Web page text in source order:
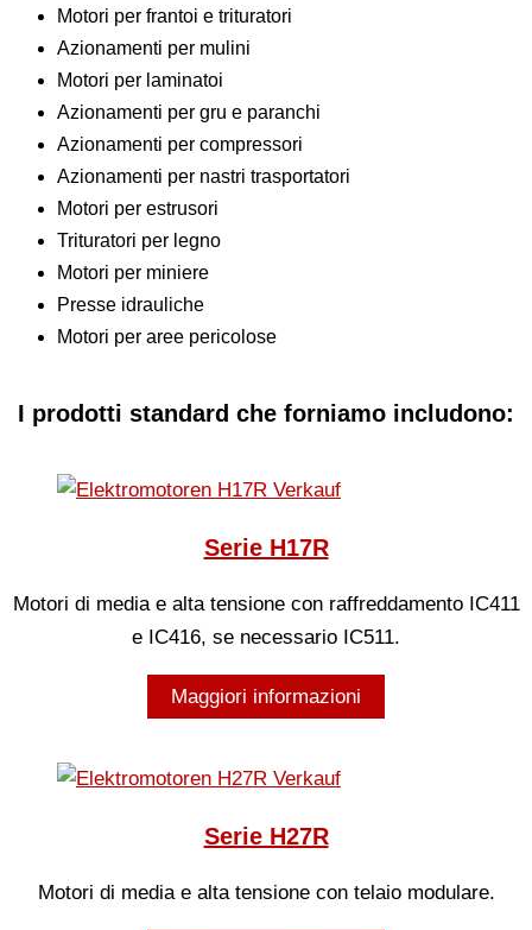
Motori per frantoi e trituratori
Azionamenti per mulini
Motori per laminatoi
Azionamenti per gru e paranchi
Azionamenti per compressori
Azionamenti per nastri trasportatori
Motori per estrusori
Trituratori per legno
Motori per miniere
Presse idrauliche
Motori per aree pericolose
I prodotti standard che forniamo includono:
Serie H17R
Motori di media e alta tensione con raffreddamento IC411
e IC416, se necessario IC511.
Maggiori informazioni
Serie H27R
Motori di media e alta tensione con telaio modulare.